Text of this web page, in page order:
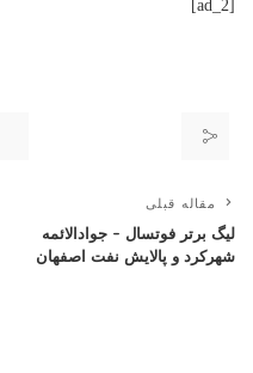
مقاله قبلی
لیگ‌ برتر فوتسال – جوادالائمه
شهرکرد و پالایش نفت اصفهان